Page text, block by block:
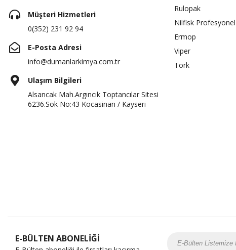
Müşteri Hizmetleri
0(352) 231 92 94
E-Posta Adresi
info@dumanlarkimya.com.tr
Ulaşım Bilgileri
Alsancak Mah.Argıncık Toptancılar Sitesi
6236.Sok No:43 Kocasinan / Kayseri
Rulopak
Nilfisk Profesyonel
Ermop
Viper
Tork
E-BÜLTEN ABONELİĞİ